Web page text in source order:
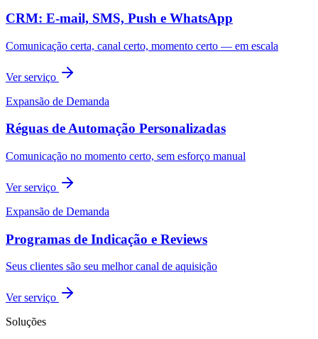
CRM: E-mail, SMS, Push e WhatsApp
Comunicação certa, canal certo, momento certo — em escala
Ver serviço
Expansão de Demanda
Réguas de Automação Personalizadas
Comunicação no momento certo, sem esforço manual
Ver serviço
Expansão de Demanda
Programas de Indicação e Reviews
Seus clientes são seu melhor canal de aquisição
Ver serviço
Soluções